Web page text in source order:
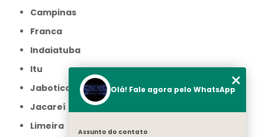
Campinas
Franca
Indaiatuba
Itu
Jaboticabal
Jacareí
Limeira
Olá! Fale agora pelo WhatsApp
Assunto do contato